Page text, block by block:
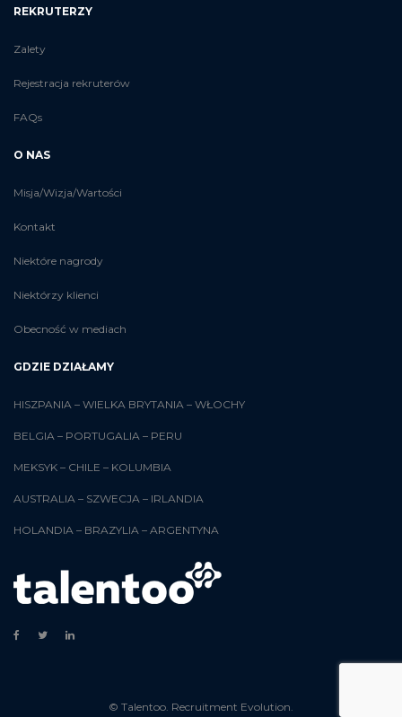
REKRUTERZY
Zalety
Rejestracja rekruterów
FAQs
O NAS
Misja/Wizja/Wartości
Kontakt
Niektóre nagrody
Niektórzy klienci
Obecność w mediach
GDZIE DZIAŁAMY
HISZPANIA – WIELKA BRYTANIA – WŁOCHY
BELGIA – PORTUGALIA – PERU
MEKSYK – CHILE – KOLUMBIA
AUSTRALIA – SZWECJA – IRLANDIA
HOLANDIA – BRAZYLIA – ARGENTYNA
© Talentoo. Recruitment Evolution.